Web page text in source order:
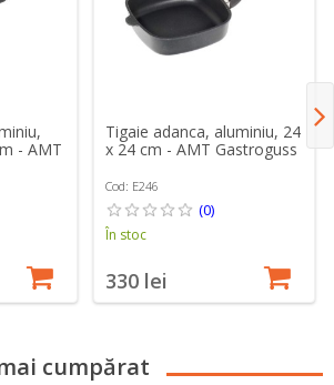
- AMT
Tigaie adanca, aluminiu, 24
x 24 cm - AMT Gastroguss
Cod: E246
(0)
În stoc
330 lei
cumpărat